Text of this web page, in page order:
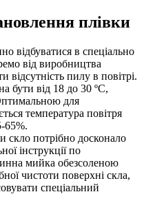
плівки
відбуватися в спеціально
від виробництва
відсутність пилу в повітрі.
бути від 18 до 30 ºС,
для
температура повітря
65%.
скло потрібно досконало
інструкції по
мийка обезсоленою
чистоти поверхні скла,
спеціальний